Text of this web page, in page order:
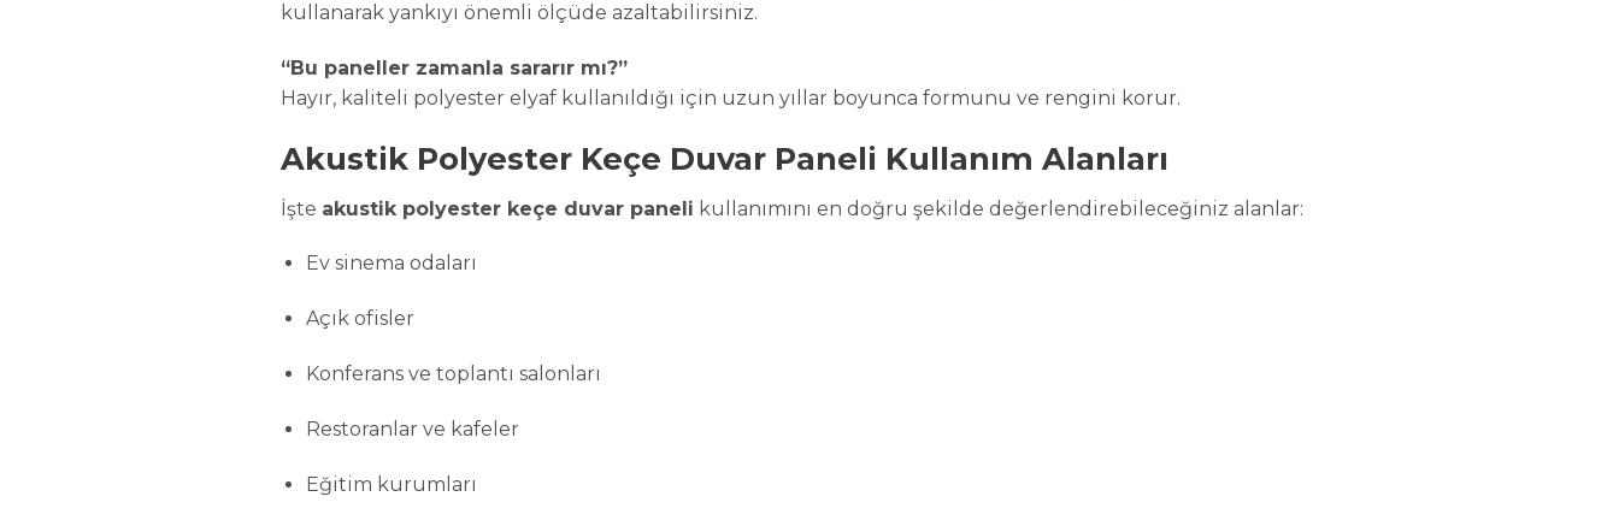
kullanarak yankıyı önemli ölçüde azaltabilirsiniz.
“Bu paneller zamanla sararır mı?”
Hayır, kaliteli polyester elyaf kullanıldığı için uzun yıllar boyunca formunu ve rengini korur.
Akustik Polyester Keçe Duvar Paneli Kullanım Alanları
İşte akustik polyester keçe duvar paneli kullanımını en doğru şekilde değerlendirebileceğiniz alanlar:
Ev sinema odaları
Açık ofisler
Konferans ve toplantı salonları
Restoranlar ve kafeler
Eğitim kurumları